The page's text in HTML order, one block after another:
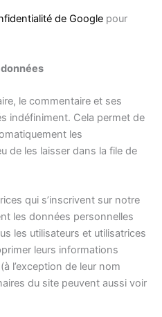
de Google pour
le commentaire et ses
indéfiniment. Cela permet de
les
de les laisser dans la file de
qui s’inscrivent sur notre
les données personnelles
les utilisateurs et utilisatrices
leurs informations
l’exception de leur nom
du site peuvent aussi voir